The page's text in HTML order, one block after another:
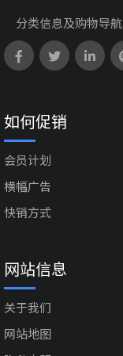
分类信息及购物导航
如何促销
会员计划
横幅广告
快销方式
网站信息
关于我们
网站地图